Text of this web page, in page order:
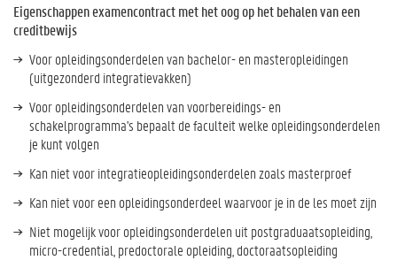
Eigenschappen examencontract met het oog op het behalen van een
creditbewijs
Voor opleidingsonderdelen van bachelor- en masteropleidingen
(uitgezonderd integratievakken)
Voor opleidingsonderdelen van voorbereidings- en
schakelprogramma's bepaalt de faculteit welke opleidingsonderdelen
je kunt volgen
Kan niet voor integratieopleidingsonderdelen zoals masterproef
Kan niet voor een opleidingsonderdeel waarvoor je in de les moet zijn
Niet mogelijk voor opleidingsonderdelen uit postgraduaatsopleiding,
micro-credential, predoctorale opleiding, doctoraatsopleiding